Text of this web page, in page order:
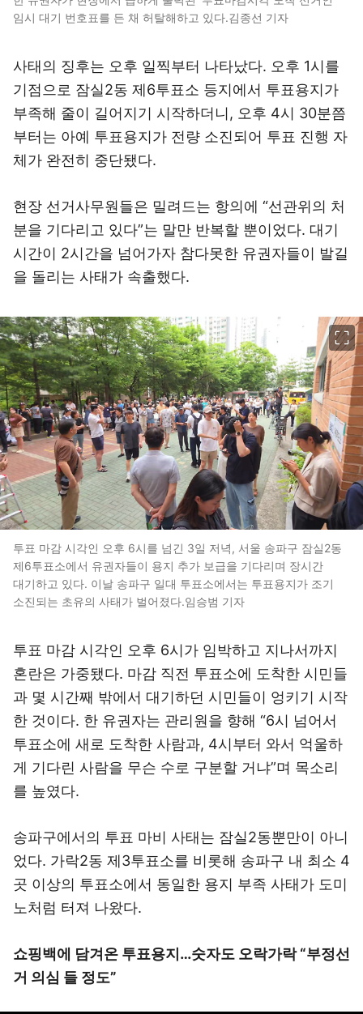
임시 대기 번호표를 든 채 허탈해하고 있다.김종선 기자
사태의 징후는 오후 일찍부터 나타났다. 오후 1시를
기점으로 잠실2동 제6투표소 등지에서 투표용지가
부족해 줄이 길어지기 시작하더니, 오후 4시 30분쯤
부터는 아예 투표용지가 전량 소진되어 투표 진행 자
체가 완전히 중단됐다.
현장 선거사무원들은 밀려드는 항의에 “선관위의 처
분을 기다리고 있다”는 말만 반복할 뿐이었다. 대기
시간이 2시간을 넘어가자 참다못한 유권자들이 발길
을 돌리는 사태가 속출했다.
투표 마감 시각인 오후 6시를 넘긴 3일 저녁, 서울 송파구 잠실2동
제6투표소에서 유권자들이 용지 추가 보급을 기다리며 장시간
대기하고 있다. 이날 송파구 일대 투표소에서는 투표용지가 조기
소진되는 초유의 사태가 벌어졌다.임승범 기자
투표 마감 시각인 오후 6시가 임박하고 지나서까지
혼란은 가중됐다. 마감 직전 투표소에 도착한 시민들
과 몇 시간째 밖에서 대기하던 시민들이 엉키기 시작
한 것이다. 한 유권자는 관리원을 향해 “6시 넘어서
투표소에 새로 도착한 사람과, 4시부터 와서 억울하
게 기다린 사람을 무슨 수로 구분할 거냐”며 목소리
를 높였다.
송파구에서의 투표 마비 사태는 잠실2동뿐만이 아니
었다. 가락2동 제3투표소를 비롯해 송파구 내 최소 4
곳 이상의 투표소에서 동일한 용지 부족 사태가 도미
노처럼 터져 나왔다.
쇼핑백에 담겨온 투표용지…숫자도 오락가락 “부정선
거 의심 들 정도”